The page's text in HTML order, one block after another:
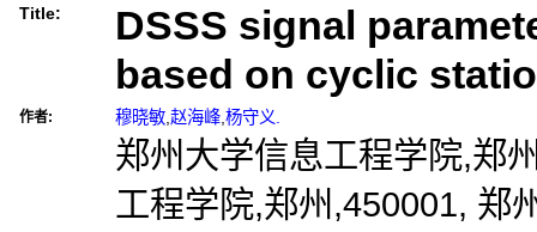
Title:
DSSS signal
based on cyclic
作者: 穆晓敏 赵海峰 杨守义.
郑州大学信息工程学院,郑
工程学院,郑州,450001, 郑